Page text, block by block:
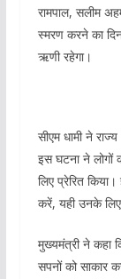
रामपाल, सलीम
स्मरण करने का
ऋणी रहेगा।
सीएम धामी ने
इस घटना ने लोगों
लिए प्रेरित
करें, यही उनके लिए
मुख्यमंत्री ने कहा
सपनों को साकार